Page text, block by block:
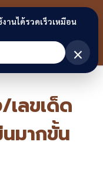
ก่น
ก์
เลขเด็ด
มากขั้น
านได้รวดเร็วเหมือน
×